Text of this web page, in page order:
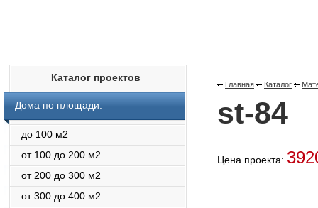
Каталог проектов
Дома по площади:
до 100 м2
от 100 до 200 м2
от 200 до 300 м2
от 300 до 400 м2
Главная Каталог
st-84
Цена проекта: